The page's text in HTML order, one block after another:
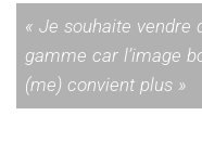
« Je souhaite vendre
gamme car l’image
(me) convient plus »